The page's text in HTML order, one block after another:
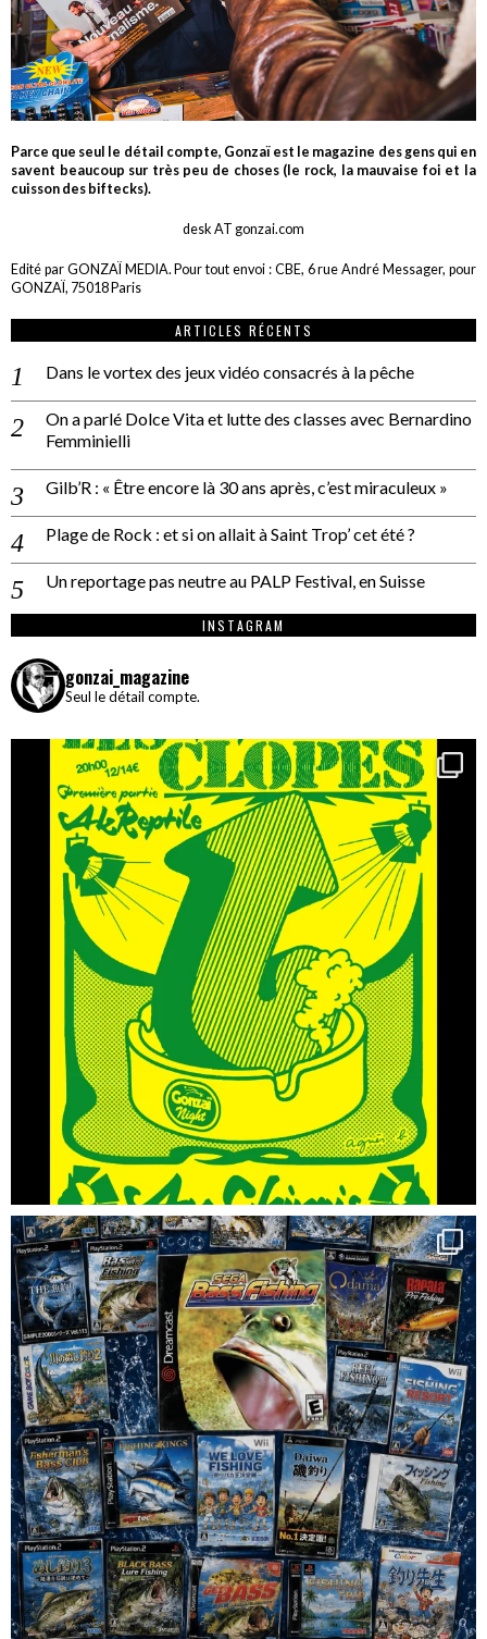
Parce que seul le détail compte, Gonzaï est le magazine des gens qui en
savent beaucoup sur très peu de choses (le rock, la mauvaise foi et la
cuisson des biftecks).
desk AT gonzai.com
Edité par GONZAÏ MEDIA. Pour tout envoi : CBE, 6 rue André Messager, pour
GONZAÏ, 75018 Paris
ARTICLES RÉCENTS
Dans le vortex des jeux vidéo consacrés à la pêche
On a parlé Dolce Vita et lutte des classes avec Bernardino
Femminielli
Gilb’R : « Être encore là 30 ans après, c’est miraculeux »
Plage de Rock : et si on allait à Saint Trop’ cet été ?
Un reportage pas neutre au PALP Festival, en Suisse
INSTAGRAM
gonzai_magazine
Seul le détail compte.